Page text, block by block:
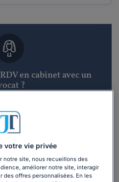
en cabinet avec un
?
devis d'avocats
en 48h
votre vie privée
notre site, nous recueillons des
améliorer notre site, interagir
des offres personnalisées. En les